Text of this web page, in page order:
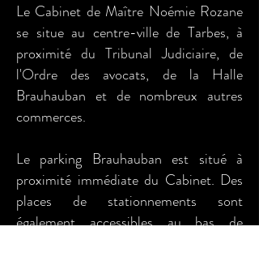
Le Cabinet de Maître Noémie Rozane
se situe au centre-ville de Tarbes, à
proximité du Tribunal Judiciaire, de
l'Ordre des avocats, de la Halle
Brauhauban et de nombreux autres
commerces.
Le parking Brauhauban est situé à
proximité immédiate du Cabinet. Des
places de stationnements sont
également accessibles au bas de